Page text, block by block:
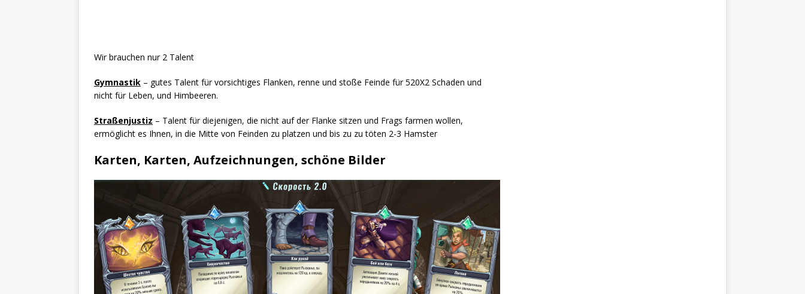
Wir brauchen nur 2 Talent
Gymnastik – gutes Talent für vorsichtiges Flanken, renne und stoße Feinde für 520X2 Schaden und
nicht für Leben, und Himbeeren.
Straßenjustiz – Talent für diejenigen, die nicht auf der Flanke sitzen und Frags farmen wollen,
ermöglicht es Ihnen, in die Mitte von Feinden zu platzen und bis zu zu töten 2-3 Hamster
Karten, Karten, Aufzeichnungen, schöne Bilder